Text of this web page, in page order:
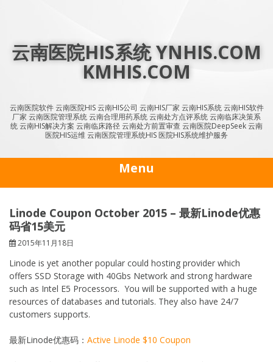
云南医院HIS系统 YNHIS.COM
KMHIS.COM
云南医院软件 云南医院HIS 云南HIS公司 云南HIS厂家 云南HIS系统 云南HIS软件
厂家 云南医院管理系统 云南合理用药系统 云南处方点评系统 云南临床决策系
统 云南HIS解决方案 云南临床路径 云南处方前置审查 云南医院DeepSeek 云南
医院HIS运维 云南医院管理系统HIS 医院HIS系统维护服务
Menu
Linode Coupon October 2015 – 最新Linode优惠
码省15美元
2015年11月18日
Linode is yet another popular could hosting provider which
offers SSD Storage with 40Gbs Network and strong hardware
such as Intel E5 Processors. You will be supported with a huge
resources of databases and tutorials. They also have 24/7
customers supports.
最新Linode优惠码： Active Linode $10 Coupon